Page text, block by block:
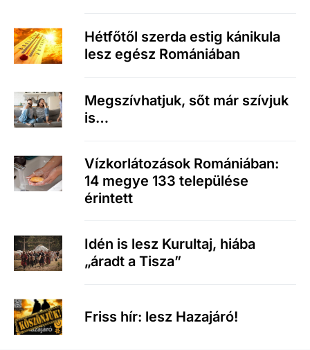
Hétfőtől szerda estig kánikula
lesz egész Romániában
Megszívhatjuk, sőt már szívjuk
is…
Vízkorlátozások Romániában:
14 megye 133 települése
érintett
Idén is lesz Kurultaj, hiába
„áradt a Tisza”
Friss hír: lesz Hazajáró!